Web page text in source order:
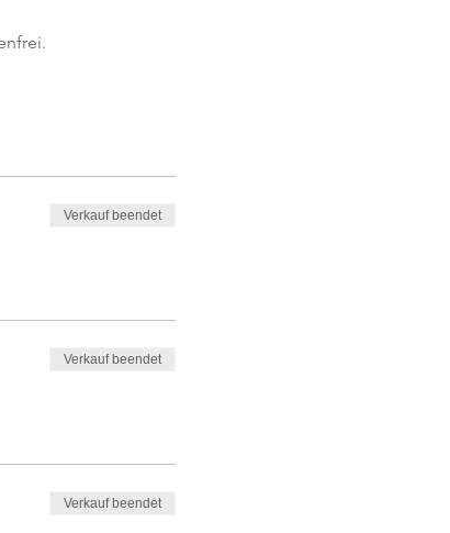
Verkauf beendet
Verkauf beendet
Verkauf beendet